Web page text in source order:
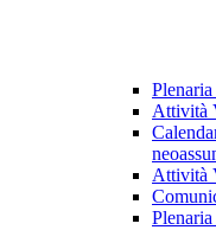
Attività
Attività